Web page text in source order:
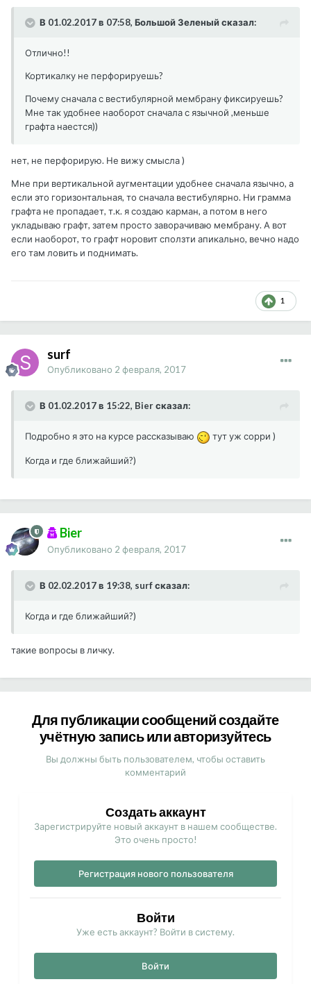
В 01.02.2017 в 07:58, Большой Зеленый сказал:
Отлично!!
Кортикалку не перфорируешь?
Почему сначала с вестибулярной мембрану фиксируешь?
Мне так удобнее наоборот сначала с язычной ,меньше
графта наестся))
нет, не перфорирую. Не вижу смысла )
Мне при вертикальной аугментации удобнее сначала язычно, а
если это горизонтальная, то сначала вестибулярно. Ни грамма
графта не пропадает, т.к. я создаю карман, а потом в него
укладываю графт, затем просто заворачиваю мембрану. А вот
если наоборот, то графт норовит сползти апикально, вечно надо
его там ловить и поднимать.
1
surf
Опубликовано 2 февраля, 2017
В 01.02.2017 в 15:22, Bier сказал:
Подробно я это на курсе рассказываю тут уж сорри )
Когда и где ближайший?)
Bier
Опубликовано 2 февраля, 2017
В 02.02.2017 в 19:38, surf сказал:
Когда и где ближайший?)
такие вопросы в личку.
Для публикации сообщений создайте
учётную запись или авторизуйтесь
Вы должны быть пользователем, чтобы оставить
комментарий
Создать аккаунт
Зарегистрируйте новый аккаунт в нашем сообществе.
Это очень просто!
Регистрация нового пользователя
Войти
Уже есть аккаунт? Войти в систему.
Войти